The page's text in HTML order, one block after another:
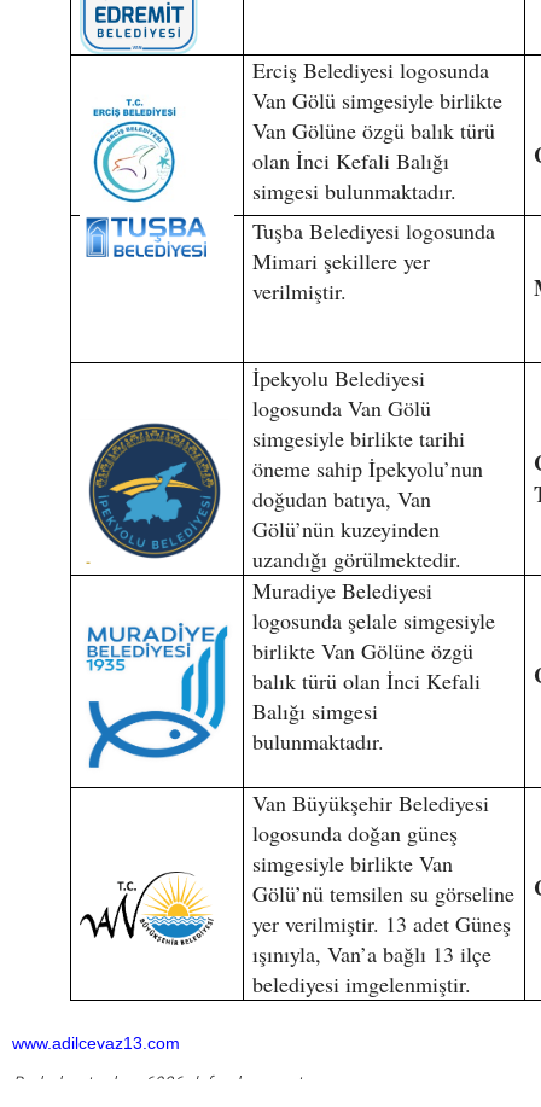
Erciş Belediyesi logosunda
Van Gölü simgesiyle birlikte
Van Gölüne özgü balık türü
olan İnci Kefali Balığı
simgesi bulunmaktadır.
Tuşba Belediyesi logosunda
Mimari şekillere yer
verilmiştir.
İpekyolu Belediyesi
logosunda Van Gölü
simgesiyle birlikte tarihi
öneme sahip İpekyolu’nun
doğudan batıya, Van
Gölü’nün kuzeyinden
uzandığı görülmektedir.
Muradiye Belediyesi
logosunda şelale simgesiyle
birlikte Van Gölüne özgü
balık türü olan İnci Kefali
Balığı simgesi
bulunmaktadır.
Van Büyükşehir Belediyesi
logosunda doğan güneş
simgesiyle birlikte Van
Gölü’nü temsilen su görseline
yer verilmiştir. 13 adet Güneş
ışınıyla, Van’a bağlı 13 ilçe
belediyesi imgelenmiştir.
www.adilcevaz13.com
Bu haber toplam 6986 defa okunmuştur